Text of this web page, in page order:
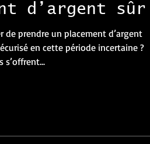
d’argent sûr
de prendre un placement d’argent
en cette période incertaine ?
s’offrent...